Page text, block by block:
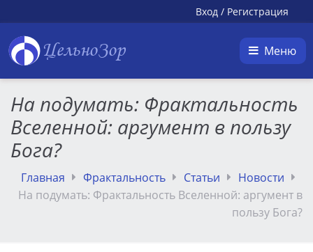
Вход / Регистрация
ЦельноЗор Меню
На подумать: Фрактальность
Вселенной: аргумент в пользу
Бога?
Главная Фрактальность Статьи
Новости
На подумать: Фрактальность Вселенной: аргумент в
пользу Бога?